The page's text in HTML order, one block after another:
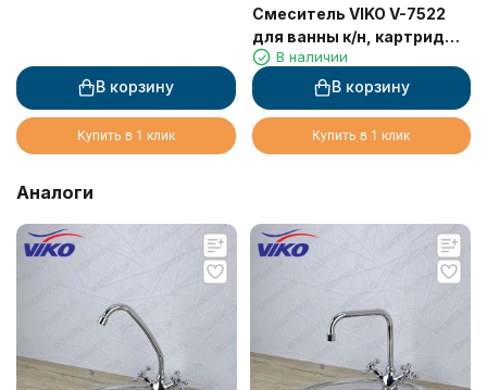
В корзину
Купить в 1 клик
Смеситель VIKO V-7522
для ванны к/н, картридж
Ф35, черный, латунь
В наличии
В корзину
Купить в 1 клик
Аналоги